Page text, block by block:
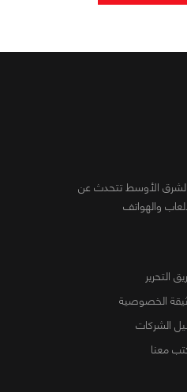
الشرق الأوسط تتحدث عن
والهواتف
التحرير
الخصوصية
الشركات
معنا